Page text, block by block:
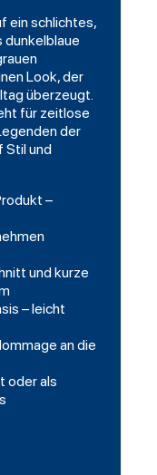
ein schlichtes,
dunkelblaue
Look, der
überzeugt.
für zeitlose
der
Stil und
–
und kurze
– leicht
an die
oder als